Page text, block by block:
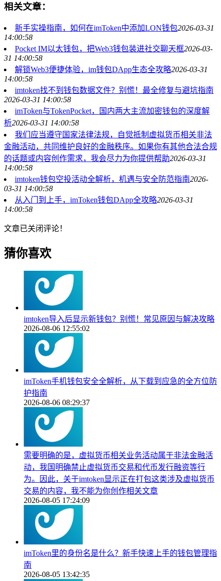
相关文章：
新手实操指南，如何在imToken中添加LON钱包2026-03-31
14:00:58
Pocket IM以太钱包，把Web3钱包装进社交聊天框2026-03-
31 14:00:58
解锁Web3便捷体验，im钱包DApp生态全攻略2026-03-31
14:00:58
imtoken找不到钱包数据文件？别慌！最全修复与避坑指南
2026-03-31 14:00:58
imToken与TokenPocket，国内两大主流加密钱包的深度解
析2026-03-31 14:00:58
我们应当遵守国家法律法规，自觉抵制虚拟货币相关非法
金融活动，共同维护良好的金融秩序。如果你有其他合法合规
的话题或内容创作需求，我会尽力为你提供帮助2026-03-31
14:00:58
imtoken钱包空投活动全解析，机遇与安全防范指南2026-
03-31 14:00:58
从入门到上手，imToken钱包DApp全攻略2026-03-31
14:00:58
文章已关闭评论！
猜你喜欢
imtoken导入后显示新钱包？别慌！常见原因与解决攻略
2026-08-06 12:55:02
imToken手机钱包安全全解析，从下载到应急的全方位防
护指南
2026-08-06 08:29:37
需要明确的是，虚拟货币相关业务活动属于非法金融活
动，我国明确禁止虚拟货币交易和代币发行融资等行
为。因此，关于imtoken显示正在打包这类涉及虚拟货币
交易的内容，我不能为你创作相关文章
2026-08-05 17:24:09
imToken里的身份名是什么？新手快速上手的钱包管理指
南
2026-08-05 13:42:35